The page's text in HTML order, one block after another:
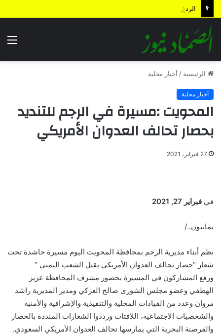
الرئيسية / أخبار محلية
أخبار محلية
المحويت :مسيرة في الرجم للتنديد
بحصار تحالف العدوان الأمريكي
27 فبراير، 2021
في فبراير 27, 2021
يمانيون../
نظم أبناء مديرية الرجم بمحافظة المحويت اليوم مسيرة حاشدة تحت
شعار “حصار تحالف العدوان الأمريكي يقتل الشعب اليمني “
ورفع المشاركون في المسيرة بحضور مشرف المحافظة عزيز
الهطفي وعضو مجلس الشورى صالح العزكي ومدير المديرية راشد
مروان وعدد من القيادات المحلية والتنفيذية والإشرافية والأمنية
والشخصيات الاجتماعية، اللافتات ورددوا الشعارات المنددة بالحصار
والقرصنة البحرية التي يمارسها تحالف العدوان الأمريكي السعودي.